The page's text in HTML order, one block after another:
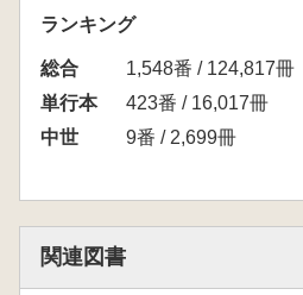
田純一(京都府立大学特別専
宣教師たちの活動中心と
デ・ルカ・レンゾ(イエズス
九州の中国渡来の石造
形 進(九州歴史資料館)
九州の梵鐘生産
ランキング
総合
1,548番 / 124,817冊
単行本
423番 / 16,017冊
中世
9番 / 2,699冊
関連図書